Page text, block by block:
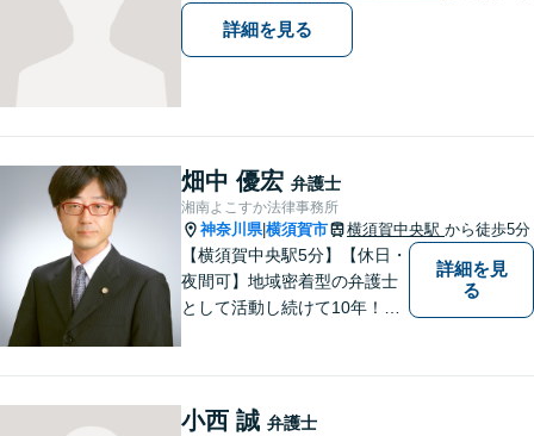
詳細を見る
畑中 優宏 弁護士
湘南よこすか法律事務所
神奈川県|横須賀市 横須賀中央駅 から徒歩5分
【横須賀中央駅5分】【休日・
夜間可】地域密着型の弁護士
として活動し続けて10年！豊
可】【女性弁護士在籍】
詳細を見
る
小西 誠 弁護士